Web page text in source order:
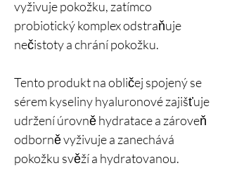
vyživuje pokožku, zatímco
probiotický komplex odstraňuje
nečistoty a chrání pokožku.
Tento produkt na obličej spojený se
sérem kyseliny hyaluronové zajišťuje
udržení úrovně hydratace a zároveň
odborně vyživuje a zanechává
pokožku svěží a hydratovanou.